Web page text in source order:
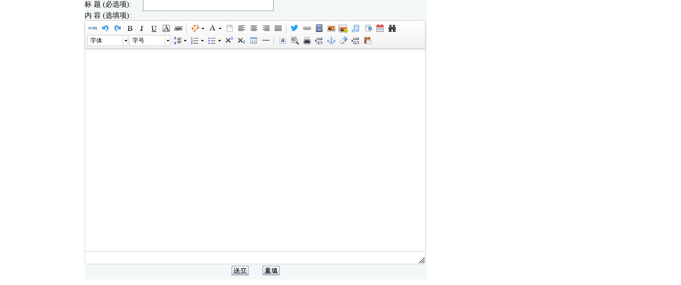
标 题 (必选项):
内 容 (选填项):
字体 字号